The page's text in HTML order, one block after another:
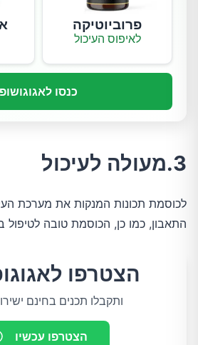
פרוביוטיקה
לאיפוס העיכול
כנסו לאגוגושופ
3.מעולה לעיכול
לכוסמת תכונות המנקות את מערכת
התאבון, כמו כן, הכוסמת טובה לטיפול
הצטרפו
ותקבלו תכנים בחינם
הצטרפו עכשיו